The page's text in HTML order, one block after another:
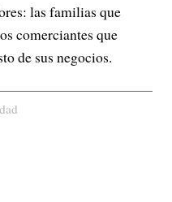
las familias que
comerciantes que
de sus negocios.